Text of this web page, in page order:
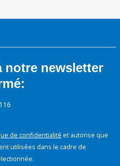
notre newsletter
de confidentialité et autorise que
utilisées dans le cadre de